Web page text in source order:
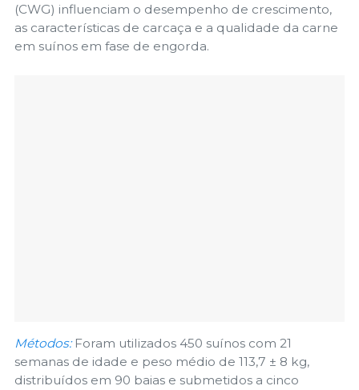
(CWG) influenciam o desempenho de crescimento,
as características de carcaça e a qualidade da carne
em suínos em fase de engorda.
Métodos:Foram utilizados 450 suínos com 21
semanas de idade e peso médio de 113,7 ± 8 kg,
distribuídos em 90 baias e submetidos a cinco